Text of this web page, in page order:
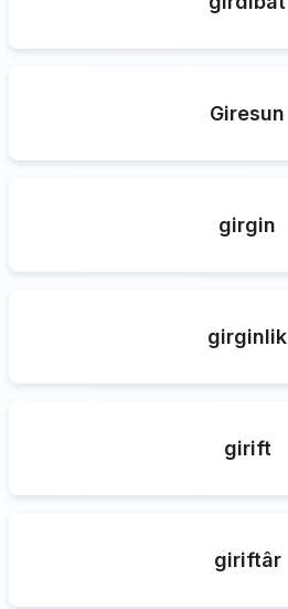
Giresun
girgin
girginlik
girift
giriftâr